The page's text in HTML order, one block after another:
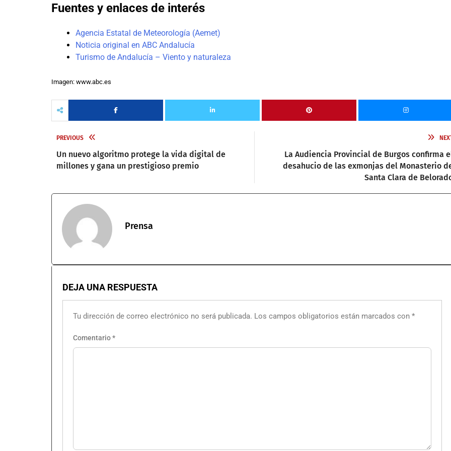
Fuentes y enlaces de interés
Agencia Estatal de Meteorología (Aemet)
Noticia original en ABC Andalucía
Turismo de Andalucía – Viento y naturaleza
Imagen: www.abc.es
PREVIOUS
Un nuevo algoritmo protege la vida digital de
millones y gana un prestigioso premio
La Audiencia Provincial de Burgos confirma
desahucio de las exmonjas del Monasterio
Santa Clara de
Prensa
DEJA UNA RESPUESTA
Tu dirección de correo electrónico no será publicada. Los campos obligatorios están marcados con *
Comentario*